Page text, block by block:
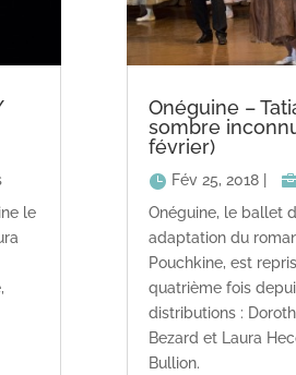
le
Onéguine –
sombre
février)
Fév 25, 2018|
Onéguine, le ballet
adaptation du
Pouchkine, est
quatrième fois
distributions :
Bezard et Laura
Bullion.